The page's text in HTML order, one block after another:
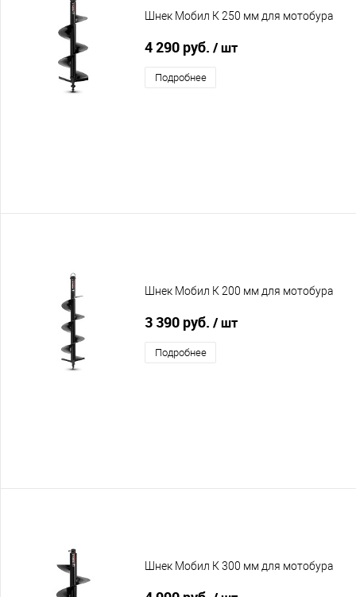
Шнек Мобил К 250 мм для мотобура
4 290 руб. / шт
Подробнее
Шнек Мобил К 200 мм для мотобура
3 390 руб. / шт
Подробнее
Шнек Мобил К 300 мм для мотобура